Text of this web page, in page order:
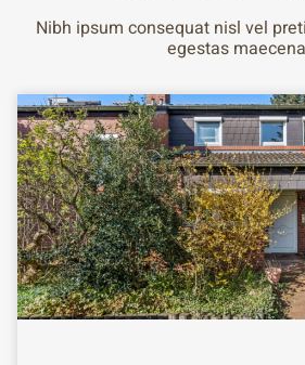
Nibh ipsum consequat nisl vel
egestas